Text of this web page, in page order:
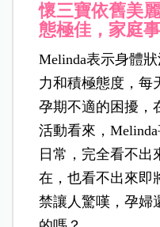
懷三寶依舊美
態極佳，家庭
Melinda表示身體
力和積極態度，每
孕期不適的困擾，
活動看來，
日常，完全看不出
在，也看不出來即
禁讓人驚嘆，孕婦